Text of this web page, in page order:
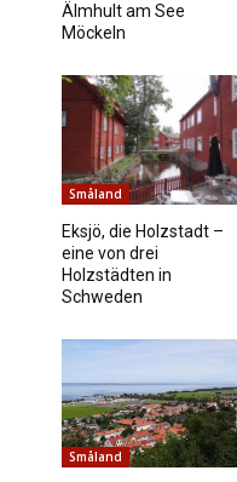
Älmhult am See
Möckeln
Småland
Eksjö, die Holzstadt –
eine von drei
Holzstädten in
Schweden
Småland